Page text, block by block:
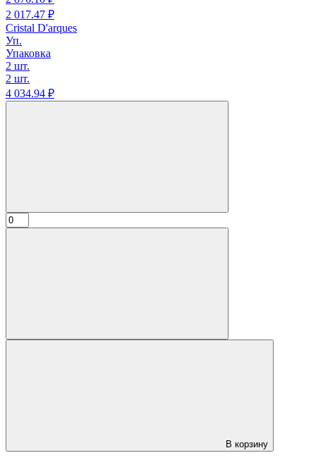
2 017.47 ₽
Cristal D'arques
Уп.
Упаковка
2 шт.
2 шт.
4 034.94 ₽
В корзину